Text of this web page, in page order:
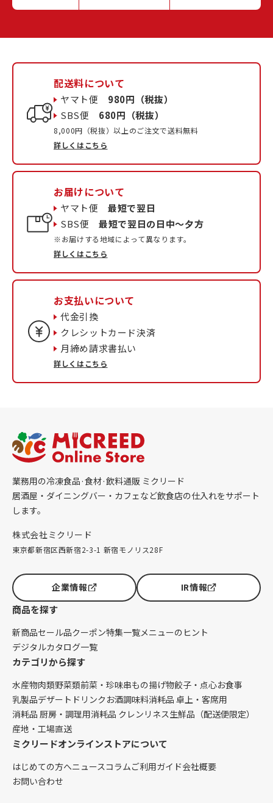
配送料について
ヤマト便 980円（税抜）
SBS便 680円（税抜）
8,000円（税抜）以上のご注文で送料無料
詳しくはこちら
お届けについて
ヤマト便最短で翌日
SBS便最短で翌日の日中〜夕方
※お届けする地域によって異なります。
詳しくはこちら
お支払いについて
代金引換
クレシットカード決済
月締め請求書払い
詳しくはこちら
業務用の冷凍食品·食材·飲料通販 ミクリード
居酒屋・ダイニングバー・カフェなど飲食店の仕入れをサポート
します。
株式会社ミクリード
東京都新宿区西新宿2-3-1 新宿モノリス28F
企業情報 IR情報
商品を探す
新商品セール品クーポン特集一覧メニューのヒント
デジタルカタログ一覧
カテゴリから探す
水産物肉類野菜類前菜・珍味串もの揚げ物餃子・点心お食事
乳製品デザート ドリンク お酒調味料消耗品 卓上・客席用
消耗品 厨房・調理用消耗品 クレンリネス生鮮品（配送便限定）
産地・工場直送
ミクリードオンラインストアについて
はじめての方へニュースコラムご利用ガイド会社概要
お問い合わせ